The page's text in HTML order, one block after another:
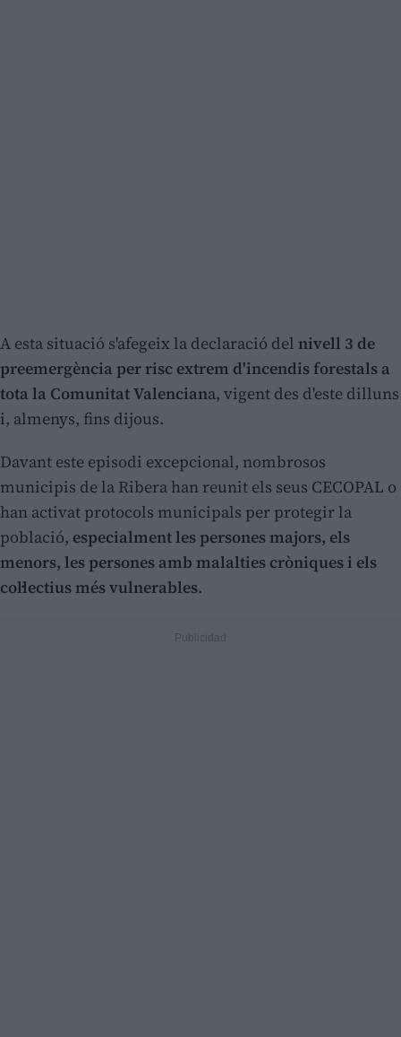
A esta situació s'afegeix la declaració del nivell 3 de
preemergència per risc extrem d'incendis forestals a
tota la Comunitat Valenciana, vigent des d'este dilluns
i, almenys, fins dijous.
Davant este episodi excepcional, nombrosos
municipis de la Ribera han reunit els seus CECOPAL o
han activat protocols municipals per protegir la
població, especialment les persones majors, els
menors, les persones amb malalties cròniques i els
col·lectius més vulnerables.